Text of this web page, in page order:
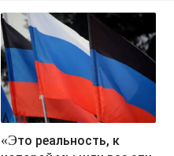
«Это реальность, к